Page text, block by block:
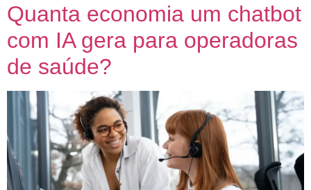
Quanta economia um chatbot
com IA gera para operadoras
de saúde?